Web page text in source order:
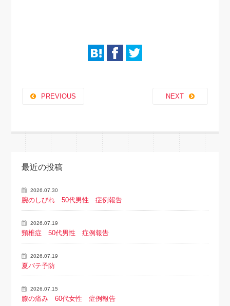
PREVIOUS NEXT
最近の投稿
2026.07.30
腕のしびれ 50代男性 症例報告
2026.07.19
頸椎症 50代男性 症例報告
2026.07.19
夏バテ予防
2026.07.15
膝の痛み 60代女性 症例報告